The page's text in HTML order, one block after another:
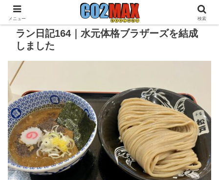
ラン日記164｜水元体格ブラザーズを結成
しました
メニュー 検索